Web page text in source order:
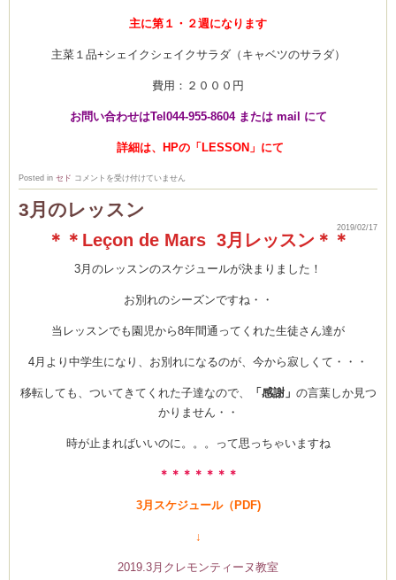
室・テイクアウト
Clémentine
主に第１・２週になります
主菜１品+シェイクシェイクサラダ（キャベツのサラダ）
費用：２０００円
お問い合わせはTel044-955-8604 または mail にて
詳細は、HPの「LESSON」にて
Posted in セド ４
月
ら
ラ
募
集
コメントを受け付けていません
3月のレッスン
2019/02/17
＊＊Leçon de Mars 3月レッスン＊＊
3月のレッスンのスケジュールが決まりました！
お別れのシーズンですね・・
当レッスンでも園児から8年間通ってくれた生徒さん達が
4月より中学生になり、お別れになるのが、今から寂しくて・・・
移転しても、ついてきてくれた子達なので、 「感謝」 の言葉しか見つ
かりません・・
時が止まればいいのに。。。って思っちゃいますね
＊＊＊＊＊＊＊
3月スケジュール（PDF)
↓
2019.3月クレモンティーヌ教室